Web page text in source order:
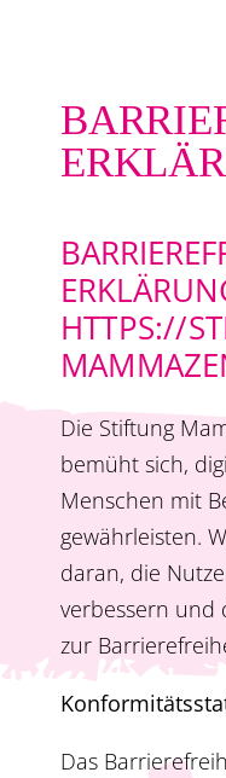
HTTPS://
Die Stiftung
bemüht sich,
Menschen mit
gewährleisten.
daran, die
verbessern und
zur
Das